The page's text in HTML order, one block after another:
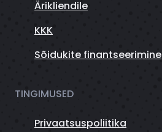
Ärikliendile
KKK
Sõidukite finantseerimine
TINGIMUSED
Privaatsuspoliitika